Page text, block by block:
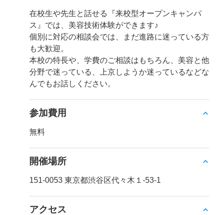
在校生や先生と話せる『来校型オープンキャンパ
ス』では、美容技術体験ができます♪
個別に対応の相談会では、まだ進路に迷っている方
も大歓迎。
本校の特長や、学費のご相談はもちろん、美容と他
分野で迷っている、上京しようか迷っているなどな
んでもお話しください。
参加費用
無料
開催場所
151-0053 東京都渋谷区代々木１-53-1
アクセス